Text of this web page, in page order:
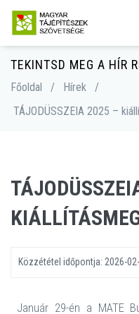
TEKINTSD MEG A HÍR
Főoldal / Hírek
/
TÁJODÜSSZEIA 2025 –
Közzététel időpontja: 2026-
Január 29-én a MATE